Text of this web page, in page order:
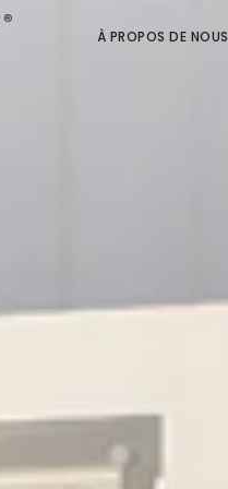
À PROPOS DE NOUS